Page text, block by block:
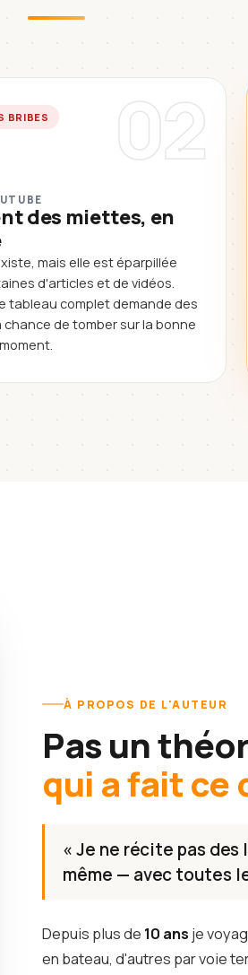
02
BRIBES
des miettes, en
mais elle est éparpillée
d'articles et de vidéos.
tableau complet demande des
de tomber sur la bonne
À PROPOS DE L'AUTEUR
Pas un
qui a fait ce
« Je ne récite pas
même — avec toutes
Depuis plus de 10 ans je
en bateau, d'autres par voie